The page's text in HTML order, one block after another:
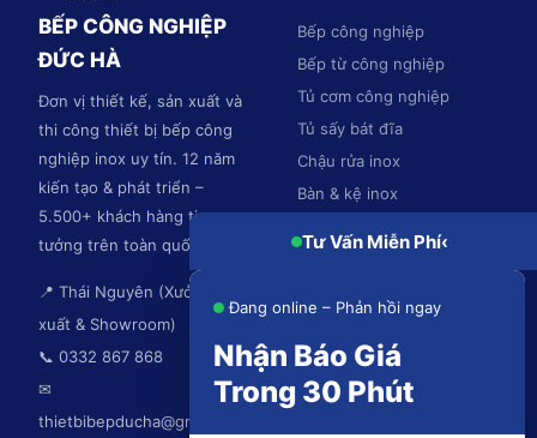
BẾP CÔNG NGHIỆP
ĐỨC HÀ
Đơn vị thiết kế, sản xuất và
thi công thiết bị bếp công
nghiệp inox uy tín. 12 năm
kiến tạo & phát triển –
5.500+ khách hàng tin
tưởng trên toàn quốc.
📍 Thái Nguyên (Xưởng sản
xuất & Showroom)
📞 0332 867 868
✉
thietbibepducha@gmail.com
Bếp công nghiệp
Bếp từ công nghiệp
Tủ cơm công nghiệp
Tủ sấy bát đĩa
Chậu rửa inox
Bàn & kệ inox
Tư Vấn Miễn Phí‹
Đang online – Phản hồi ngay
Nhận Báo Giá
Trong 30 Phút